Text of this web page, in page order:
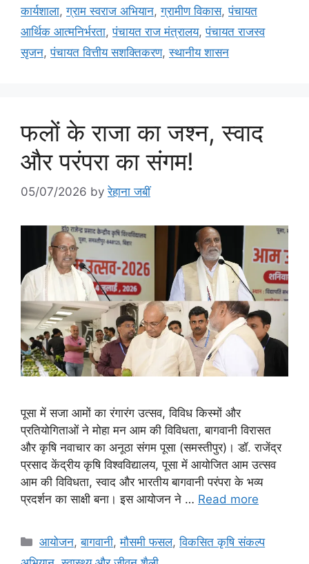
कार्यशाला,ग्राम स्वराज अभियान,ग्रामीण विकास,पंचायत
आर्थिक आत्मनिर्भरता,पंचायत राज मंत्रालय,पंचायत राजस्व
सृजन,पंचायत वित्तीय सशक्तिकरण,स्थानीय शासन
फलों के राजा का जश्न, स्वाद
और परंपरा का संगम!
05/07/2026 byरेहाना जबीं
पूसा में सजा आमों का रंगारंग उत्सव, विविध किस्मों और
प्रतियोगिताओं ने मोहा मन आम की विविधता, बागवानी विरासत
और कृषि नवाचार का अनूठा संगम पूसा (समस्तीपुर)। डॉ. राजेंद्र
प्रसाद केंद्रीय कृषि विश्वविद्यालय, पूसा में आयोजित आम उत्सव
आम की विविधता, स्वाद और भारतीय बागवानी परंपरा के भव्य
प्रदर्शन का साक्षी बना। इस आयोजन ने … Read more
आयोजन,बागवानी,मौसमी फसल,विकसित कृषि संकल्प